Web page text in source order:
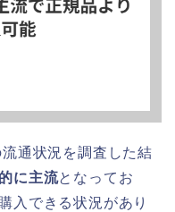
通状況を調査した結
に主流となってお
入できる状況があり